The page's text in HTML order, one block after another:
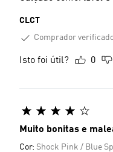
CLCT
Comprador
Isto foi útil? 0
Muito bonitas e
Cor: Shock Pink / Blue